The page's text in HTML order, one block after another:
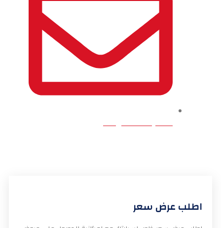
info@eltholathy.com
اطلب عرض سعر